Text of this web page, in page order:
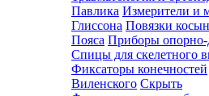
Павлика Измерители и
Глиссона Повязки
Пояса Приборы опорно-
Спицы для скелетного
Фиксаторы конечностей
Виленского Скрыть